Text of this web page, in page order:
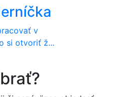
v
si otvoriť ž...